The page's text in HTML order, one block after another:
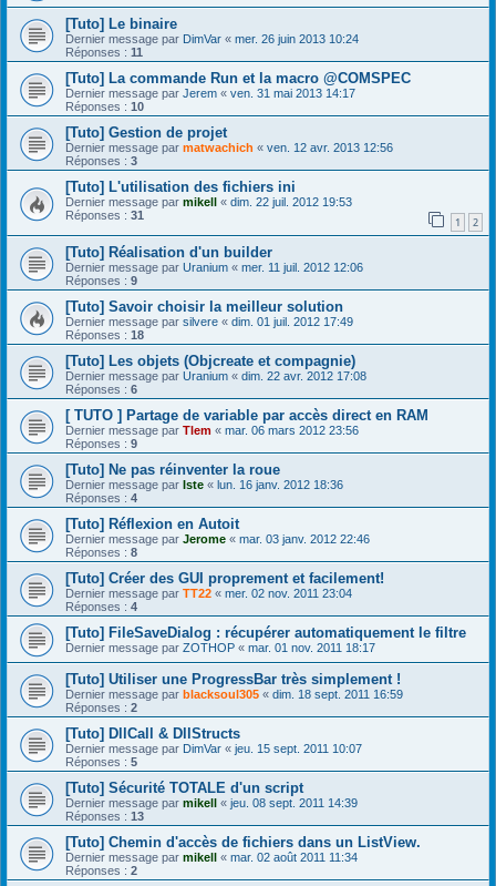
[Tuto] Le binaire
Dernier message par DimVar « mer. 26 juin 2013 10:24
Réponses : 11
[Tuto] La commande Run et la macro @COMSPEC
Dernier message par Jerem « ven. 31 mai 2013 14:17
Réponses : 10
[Tuto] Gestion de projet
Dernier message par matwachich « ven. 12 avr. 2013 12:56
Réponses : 3
[Tuto] L'utilisation des fichiers ini
Dernier message par mikell « dim. 22 juil. 2012 19:53
Réponses : 31 1 2
[Tuto] Réalisation d'un builder
Dernier message par Uranium « mer. 11 juil. 2012 12:06
Réponses : 9
[Tuto] Savoir choisir la meilleur solution
Dernier message par silvere « dim. 01 juil. 2012 17:49
Réponses : 18
[Tuto] Les objets (Objcreate et compagnie)
Dernier message par Uranium « dim. 22 avr. 2012 17:08
Réponses : 6
[ TUTO ] Partage de variable par accès direct en RAM
Dernier message par Tlem « mar. 06 mars 2012 23:56
Réponses : 9
[Tuto] Ne pas réinventer la roue
Dernier message par Iste « lun. 16 janv. 2012 18:36
Réponses : 4
[Tuto] Réflexion en Autoit
Dernier message par Jerome « mar. 03 janv. 2012 22:46
Réponses : 8
[Tuto] Créer des GUI proprement et facilement!
Dernier message par TT22 « mer. 02 nov. 2011 23:04
Réponses : 4
[Tuto] FileSaveDialog : récupérer automatiquement le filtre
Dernier message par ZOTHOP « mar. 01 nov. 2011 18:17
[Tuto] Utiliser une ProgressBar très simplement !
Dernier message par blacksoul305 « dim. 18 sept. 2011 16:59
Réponses : 2
[Tuto] DllCall & DllStructs
Dernier message par DimVar « jeu. 15 sept. 2011 10:07
Réponses : 5
[Tuto] Sécurité TOTALE d'un script
Dernier message par mikell « jeu. 08 sept. 2011 14:39
Réponses : 13
[Tuto] Chemin d'accès de fichiers dans un ListView.
Dernier message par mikell « mar. 02 août 2011 11:34
Réponses : 2